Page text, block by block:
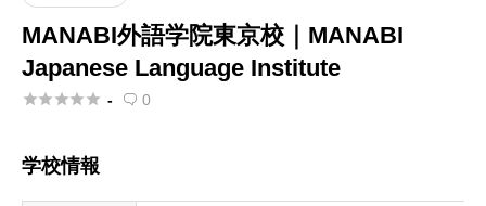
MANABI外語学院東京校｜MANABI
Japanese Language Institute
 -  0
学校情報